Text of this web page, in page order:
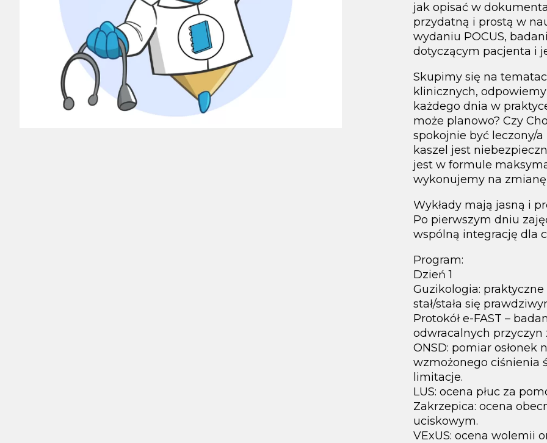
jak opisać w
przydatną i prostą w
wydaniu POCUS,
dotyczącym pacjenta i
Skupimy się na
klinicznych,
każdego dnia w
może planowo? Czy
spokojnie być leczony/
kaszel jest
jest w formule
wykonujemy na
Wykłady mają jasną i
Po pierwszym dniu
wspólną integrację dla
Program:
Dzień 1
Guzikologia: praktyczne
stał/stała się
Protokół e-FAST –
odwracalnych przyczyn
ONSD: pomiar
wzmożonego ciśnienia
limitacje.
LUS: ocena płuc za
Zakrzepica: ocena
uciskowym.
VExUS: ocena wolemii